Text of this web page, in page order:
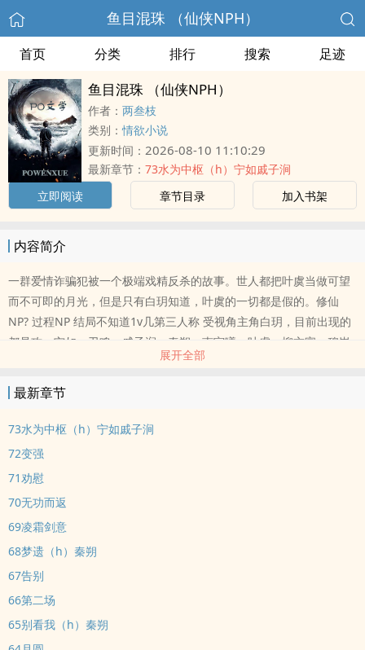
鱼目混珠 （仙侠NPH）
首页 分类 排行 搜索 足迹
鱼目混珠 （仙侠NPH）
作者： 两叁枝
类别：情欲小说
更新时间： 2026-08-10 11:10:29
最新章节： 73水为中枢（h）宁如戚子涧
立即阅读
章节目录 加入书架
内容简介
一群爱情诈骗犯被一个极端戏精反杀的故事。世人都把叶虞当做可望
而不可即的月光，但是只有白玥知道，叶虞的一切都是假的。修仙
NP? 过程NP 结局不知道1v几第三人称 受视角主角白玥，目前出现的
都是攻。宁如，卫鸣。戚子涧，秦朔，南宫曦，叶虞，柳方宴，穆岚
主要是写来搞黄的，但是有的时候写嗨了也不一定。攻受都不是什么
好人，剧情带车作者自割腿肉 个人口味奇特 非常喜欢狗血文学 有强
制，高岭之花受转攻等等情节 大雷会有章前预警这篇应该算爽文吧?
保证不会坑，一定会写完的欢迎讨论 可以骂角色 不要骂我 ww先这
展开全部
最新章节
73水为中枢（h）宁如戚子涧
72变强
71劝慰
70无功而返
69凌霜剑意
68梦遗（h）秦朔
67告别
66第二场
65别看我（h）秦朔